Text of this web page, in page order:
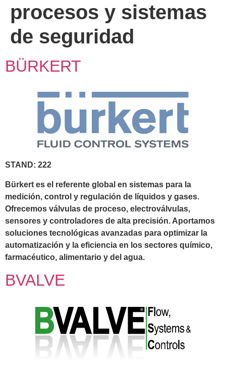
procesos y sistemas
de seguridad
BÜRKERT
STAND: 222
Bürkert es el referente global en sistemas para la
medición, control y regulación de líquidos y gases.
Ofrecemos válvulas de proceso, electroválvulas,
sensores y controladores de alta precisión. Aportamos
soluciones tecnológicas avanzadas para optimizar la
automatización y la eficiencia en los sectores químico,
farmacéutico, alimentario y del agua.
BVALVE